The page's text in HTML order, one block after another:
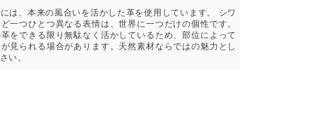
には、本来の風合いを活かした革を使用しています。 シワ
一つひとつ異なる表情は、世界に一つだけの個性です。
をできる限り無駄なく活かしているため、部位によって
見られる場合があります。天然素材ならではの魅力とし
い。